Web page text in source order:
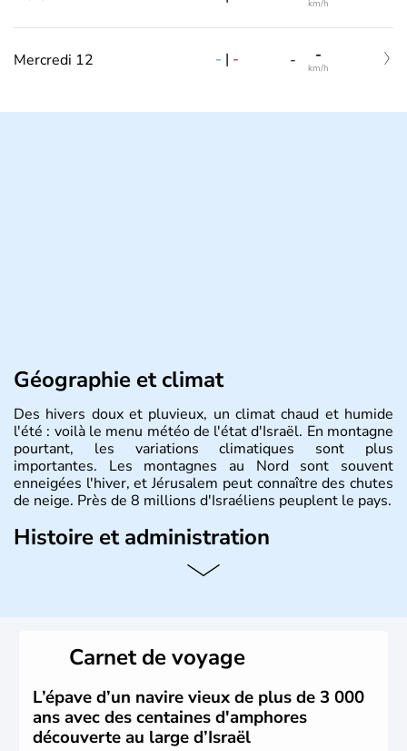
km/h
Mercredi 12 - | - - -
km/h
Géographie et climat
Des hivers doux et pluvieux, un climat chaud et humide
l'été : voilà le menu météo de l'état d'Israël. En montagne
pourtant, les variations climatiques sont plus
importantes. Les montagnes au Nord sont souvent
enneigées l'hiver, et Jérusalem peut connaître des chutes
de neige. Près de 8 millions d'Israéliens peuplent le pays.
Histoire et administration
L'Israël est un état de la partie est de la Méditerranée,
vrai essor économique dans le domaine des nouvelles
Carnet de voyage
L’épave d’un navire vieux de plus de 3 000
ans avec des centaines d'amphores
découverte au large d’Israël